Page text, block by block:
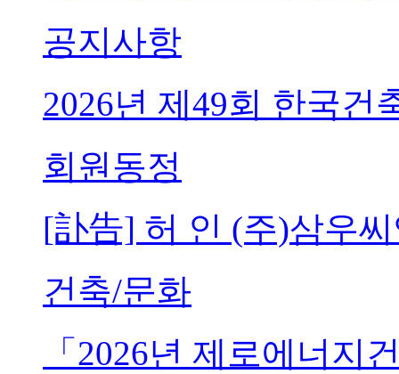
공지사항
2026년 제49회 한국건
회원동정
[訃告] 허 인 (주)삼우
건축/문화
「2026년 제로에너지